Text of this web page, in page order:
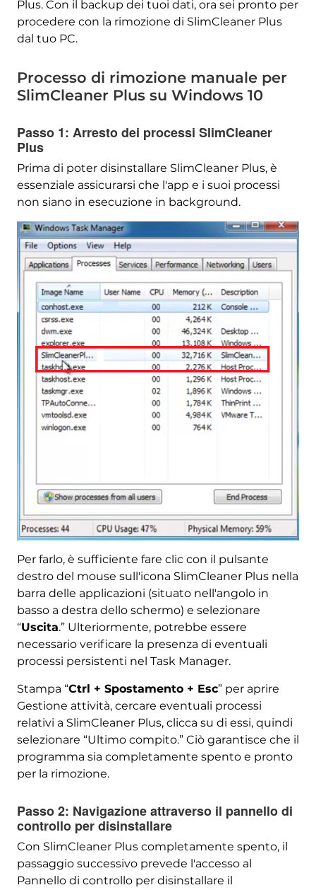
Plus. Con il backup dei tuoi dati, ora sei pronto per
procedere con la rimozione di SlimCleaner Plus
dal tuo PC.
Processo di rimozione manuale per
SlimCleaner Plus su Windows 10
Passo 1: Arresto dei processi SlimCleaner
Plus
Prima di poter disinstallare SlimCleaner Plus, è
essenziale assicurarsi che l'app e i suoi processi
non siano in esecuzione in background.
Per farlo, è sufficiente fare clic con il pulsante
destro del mouse sull'icona SlimCleaner Plus nella
barra delle applicazioni (situato nell'angolo in
basso a destra dello schermo) e selezionare
“Uscita.” Ulteriormente, potrebbe essere
necessario verificare la presenza di eventuali
processi persistenti nel Task Manager.
Stampa “Ctrl + Spostamento + Esc” per aprire
Gestione attività, cercare eventuali processi
relativi a SlimCleaner Plus, clicca su di essi, quindi
selezionare “Ultimo compito.” Ciò garantisce che il
programma sia completamente spento e pronto
per la rimozione.
Passo 2: Navigazione attraverso il pannello di
controllo per disinstallare
Con SlimCleaner Plus completamente spento, il
passaggio successivo prevede l'accesso al
Pannello di controllo per disinstallare il